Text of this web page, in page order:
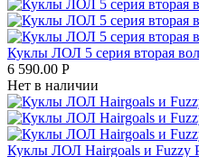
Куклы ЛОЛ 5 серия вторая
6 590.00 Р
Нет в наличии
Куклы ЛОЛ Hairgoals и Fuzzy